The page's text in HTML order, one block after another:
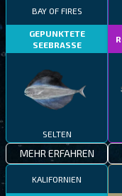
BAY OF FIRES
GEPUNKTETE
SEEBRASSE
SELTEN
MEHR ERFAHREN
KALIFORNIEN